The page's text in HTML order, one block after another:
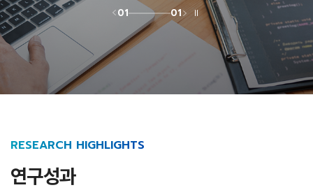
01 01
RESEARCH HIGHLIGHTS
연구성과